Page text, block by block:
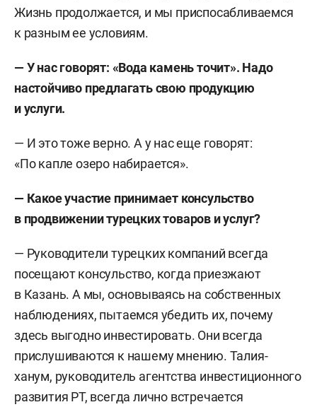
Жизнь продолжается, и мы приспосабливаемся
к разным ее условиям.
— У нас говорят: «Вода камень точит». Надо
настойчиво предлагать свою продукцию
и услуги.
— И это тоже верно. А у нас еще говорят:
«По капле озеро набирается».
— Какое участие принимает консульство
в продвижении турецких товаров и услуг?
— Руководители турецких компаний всегда
посещают консульство, когда приезжают
в Казань. А мы, основываясь на собственных
наблюдениях, пытаемся убедить их, почему
здесь выгодно инвестировать. Они всегда
прислушиваются к нашему мнению. Талия-
ханум, руководитель агентства инвестиционного
развития РТ, всегда лично встречается